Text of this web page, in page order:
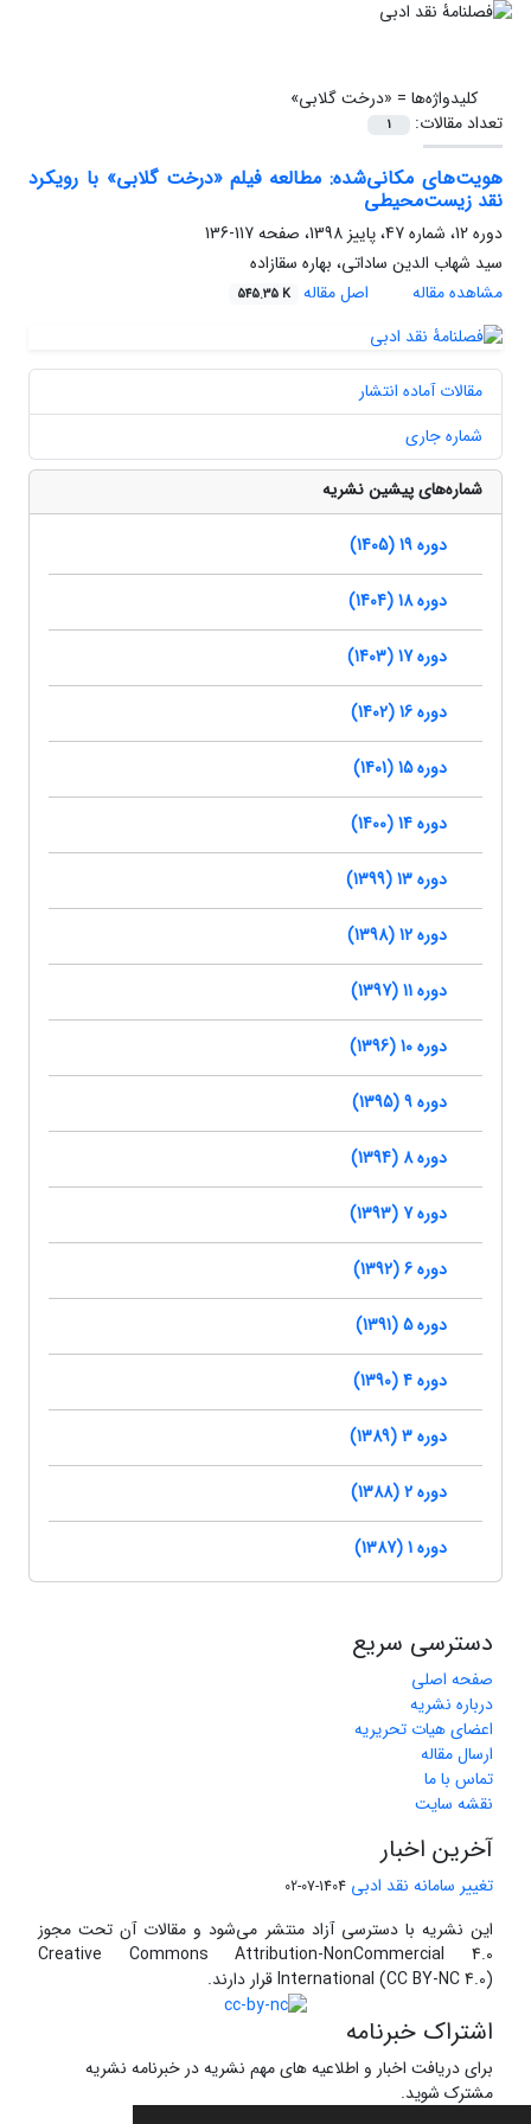
کلیدواژه‌ها = «درخت گلابی»
تعداد مقالات:
1
هویت‌های مکانی‌شده: مطالعه فیلم «درخت گلابی» با رویکرد
نقد زیست‌محیطی
دوره 12، شماره 47، پاییز 1398، صفحه
117-136
سید شهاب الدین ساداتی، بهاره سقازاده
مشاهده مقاله
اصل مقاله 545.35 K
مقالات آماده انتشار
شماره جاری
شماره‌های پیشین نشریه
دوره 19 (1405)
دوره 18 (1404)
دوره 17 (1403)
دوره 16 (1402)
دوره 15 (1401)
دوره 14 (1400)
دوره 13 (1399)
دوره 12 (1398)
دوره 11 (1397)
دوره 10 (1396)
دوره 9 (1395)
دوره 8 (1394)
دوره 7 (1393)
دوره 6 (1392)
دوره 5 (1391)
دوره 4 (1390)
دوره 3 (1389)
دوره 2 (1388)
دوره 1 (1387)
دسترسی سریع
صفحه اصلی
درباره نشریه
اعضای هیات تحریریه
ارسال مقاله
تماس با ما
نقشه سایت
آخرین اخبار
تغییر سامانه نقد ادبی 1404-07-02
این نشریه با دسترسی آزاد منتشر می‌شود و مقالات آن تحت مجوز
Creative Commons Attribution-NonCommercial 4.0
International (CC BY-NC 4.0) قرار دارند.
اشتراک خبرنامه
برای دریافت اخبار و اطلاعیه های مهم نشریه در خبرنامه نشریه
مشترک شوید.